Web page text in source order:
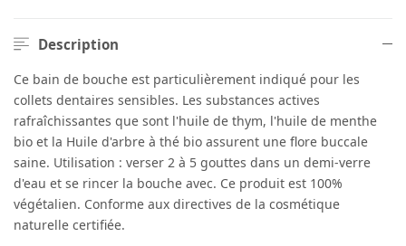
Description
Ce bain de bouche est particulièrement indiqué pour les
collets dentaires sensibles. Les substances actives
rafraîchissantes que sont l'huile de thym, l'huile de menthe
bio et la Huile d'arbre à thé bio assurent une flore buccale
saine. Utilisation : verser 2 à 5 gouttes dans un demi-verre
d'eau et se rincer la bouche avec. Ce produit est 100%
végétalien. Conforme aux directives de la cosmétique
naturelle certifiée.